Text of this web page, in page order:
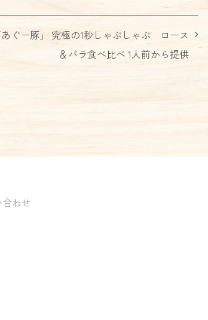
ぐー豚」 究極の1秒しゃぶしゃぶ ロース
＆バラ食べ比べ 1人前から提供
合わせ